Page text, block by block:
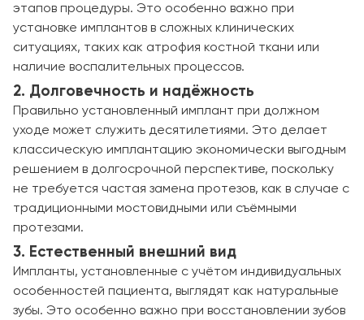
этапов процедуры. Это особенно важно при
установке имплантов в сложных клинических
ситуациях, таких как атрофия костной ткани или
наличие воспалительных процессов.
2. Долговечность и надёжность
Правильно установленный имплант при должном
уходе может служить десятилетиями. Это делает
классическую имплантацию экономически выгодным
решением в долгосрочной перспективе, поскольку
не требуется частая замена протезов, как в случае с
традиционными мостовидными или съёмными
протезами.
3. Естественный внешний вид
Импланты, установленные с учётом индивидуальных
особенностей пациента, выглядят как натуральные
зубы. Это особенно важно при восстановлении зубов